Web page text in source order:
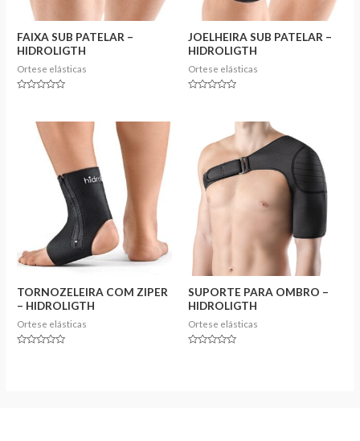
FAIXA SUB PATELAR –
HIDROLIGTH
Ortese elásticas
JOELHEIRA SUB PATELAR –
HIDROLIGTH
Ortese elásticas
TORNOZELEIRA COM ZIPER
– HIDROLIGTH
Ortese elásticas
SUPORTE PARA OMBRO –
HIDROLIGTH
Ortese elásticas